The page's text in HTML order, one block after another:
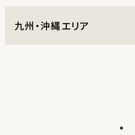
九州・沖縄エリア